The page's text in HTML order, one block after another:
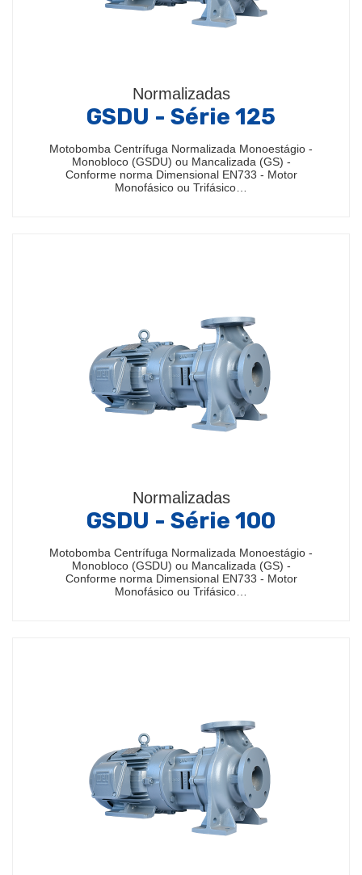
Normalizadas
GSDU - Série 125
Motobomba Centrífuga Normalizada Monoestágio -
Monobloco (GSDU) ou Mancalizada (GS) -
Conforme norma Dimensional EN733 - Motor
Monofásico ou Trifásico…
Normalizadas
GSDU - Série 100
Motobomba Centrífuga Normalizada Monoestágio -
Monobloco (GSDU) ou Mancalizada (GS) -
Conforme norma Dimensional EN733 - Motor
Monofásico ou Trifásico…